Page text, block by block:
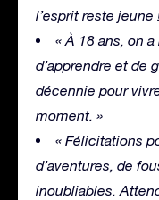
l’esprit reste jeune
« À 18 ans, on
d’apprendre et de
décennie pour
moment. »
« Félicitations
d’aventures, de
inoubliables.